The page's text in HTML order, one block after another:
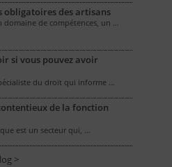
obligatoires des artisans
domaine de compétences, un …
si vous pouvez avoir
du droit qui informe …
de la fonction
est un secteur qui, …
>